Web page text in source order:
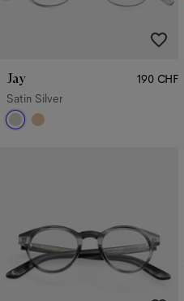
Jay
190 CHF
Satin Silver